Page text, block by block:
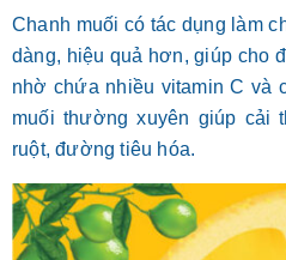
Chanh muối có tác dụng làm
dàng, hiệu quả hơn, giúp cho
nhờ chứa nhiều vitamin C và
muối thường xuyên giúp cải
ruột, đường tiêu hóa.